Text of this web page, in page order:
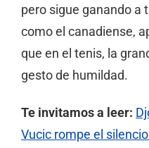
pero sigue ganando a
como el canadiense,
que en el tenis, la
gesto de humildad.
Te invitamos a leer:
Vucic rompe el